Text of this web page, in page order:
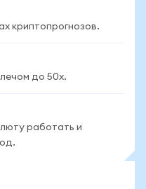
криптопрогнозов.
до 50x.
работать и